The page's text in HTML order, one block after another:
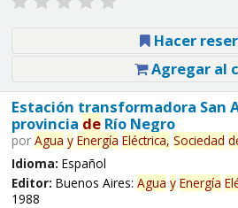
Hacer
Agregar al
Estación transformadora San
provincia deRío Negro
por Agua y Energía Eléctrica, Sociedad
Idioma: Español
Editor: Buenos Aires: Agua y Energía
1988